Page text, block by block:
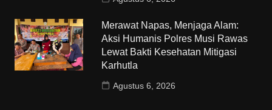
Merawat Napas, Menjaga Alam:
Aksi Humanis Polres Musi Rawas
Lewat Bakti Kesehatan Mitigasi
Karhutla
Agustus 6, 2026